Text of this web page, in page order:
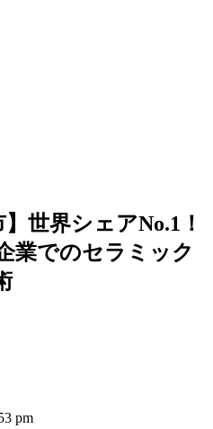
世界シェアNo.1！
業でのセラミック
pm